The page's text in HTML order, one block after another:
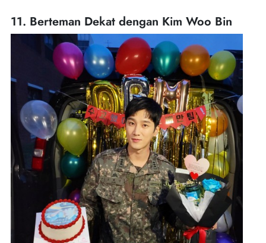
11. Berteman Dekat dengan Kim Woo Bin